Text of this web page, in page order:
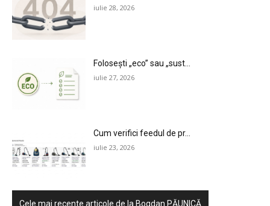
iulie 28, 2026
Folosești „eco” sau „sust...
iulie 27, 2026
Cum verifici feedul de pr...
iulie 23, 2026
Cele mai recente articole de la Bogdan PĂUNICĂ